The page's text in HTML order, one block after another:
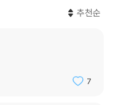
추천순
7